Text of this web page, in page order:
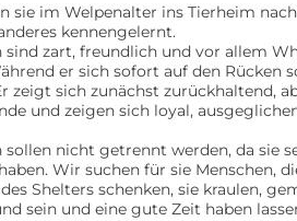
sie im Welpenalter ins Tierheim
kennengelernt.
sind zart, freundlich und vor allem
er sich sofort auf den Rücken
zeigt sich zunächst zurückhaltend,
und zeigen sich loyal,
sollen nicht getrennt werden, da sie
Wir suchen für sie Menschen,
Shelters schenken, sie kraulen,
sein und eine gute Zeit haben